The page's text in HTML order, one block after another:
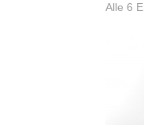
Alle 6